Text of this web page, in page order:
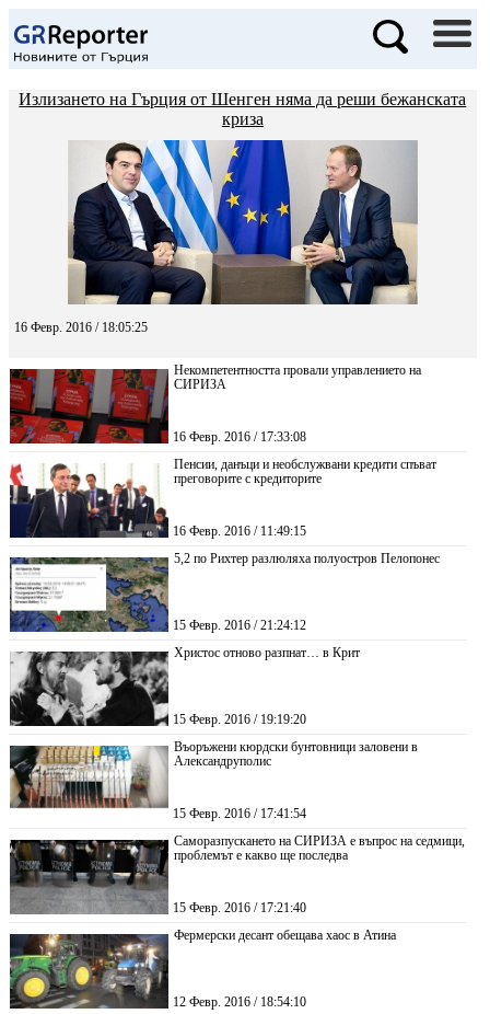
Излизането на Гърция от Шенген няма да реши бежанската
криза
16 Февр. 2016 / 18:05:25
Некомпетентността провали управлението на
СИРИЗА
16 Февр. 2016 / 17:33:08
Пенсии, данъци и необслужвани кредити спъват
преговорите с кредиторите
16 Февр. 2016 / 11:49:15
5,2 по Рихтер разлюляха полуостров Пелопонес
15 Февр. 2016 / 21:24:12
Христос отново разпнат… в Крит
15 Февр. 2016 / 19:19:20
Въоръжени кюрдски бунтовници заловени в
Александруполис
15 Февр. 2016 / 17:41:54
Саморазпускането на СИРИЗА е въпрос на седмици,
проблемът е какво ще последва
15 Февр. 2016 / 17:21:40
Фермерски десант обещава хаос в Атина
12 Февр. 2016 / 18:54:10